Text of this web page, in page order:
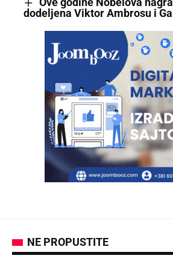
dodeljena Viktor Ambrosu i
NE PROPUSTITE